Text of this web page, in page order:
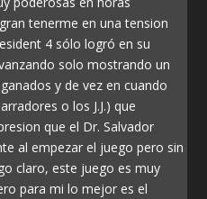
tenerme en una tension
4 sólo logró en su
solo mostrando un
y de vez en cuando
o los J.J.) que
que el Dr. Salvador
al empezar el juego pero sin
claro, este juego es muy
para mi lo mejor es el